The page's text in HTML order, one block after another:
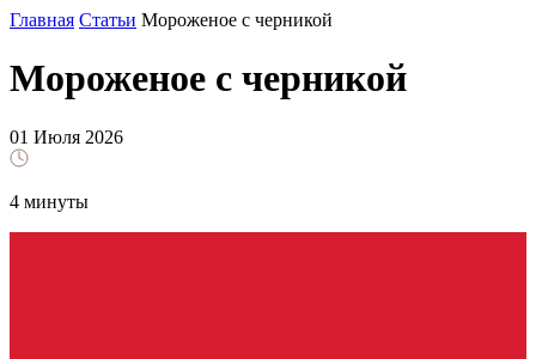
Главная Статьи Мороженое с черникой
Мороженое с черникой
01 Июля 2026
4 минуты